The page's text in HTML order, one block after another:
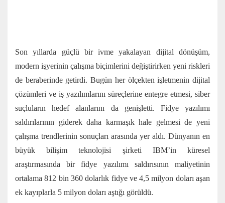
Son yıllarda güçlü bir ivme yakalayan dijital dönüşüm,
modern işyerinin çalışma biçimlerini değiştirirken yeni riskleri
de beraberinde getirdi. Bugün her ölçekten işletmenin dijital
çözümleri ve iş yazılımlarını süreçlerine entegre etmesi, siber
suçluların hedef alanlarını da genişletti. Fidye yazılımı
saldırılarının giderek daha karmaşık hale gelmesi de yeni
çalışma trendlerinin sonuçları arasında yer aldı. Dünyanın en
büyük bilişim teknolojisi şirketi IBM’in küresel
araştırmasında bir fidye yazılımı saldırısının maliyetinin
ortalama 812 bin 360 dolarlık fidye ve 4,5 milyon doları aşan
ek kayıplarla 5 milyon doları aştığı görüldü.